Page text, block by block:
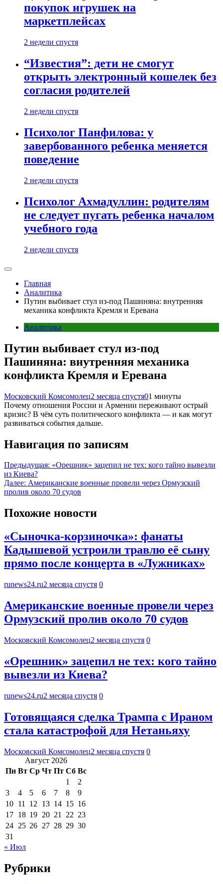
покупок игрушек на
маркетплейсах
2 недели спустя
“Известия”: дети не смогут
открыть электронный кошелек без
согласия родителей
2 недели спустя
Психолог Панфилова: у
завербованного ребенка меняется
поведение
2 недели спустя
Психолог Ахмадуллин: родителям
не следует пугать ребенка началом
учебного года
2 недели спустя
Главная
Аналитика
Путин выбивает стул из-под Пашиняна: внутренняя
механика конфликта Кремля и Еревана
Аналитика
Путин выбивает стул из-под
Пашиняна: внутренняя механика
конфликта Кремля и Еревана
Московский Комсомолец2 месяца спустя01 минуты
Почему отношения России и Армении переживают острый
кризис? В чём суть политического конфликта — и как могут
развиваться события дальше.
Навигация по записям
Предыдущая: «Орешник» зацепил не тех: кого тайно вывезли
из Киева?
Далее: Американские военные провели через Ормузский
пролив около 70 судов
Похожие новости
«Сыночка-корзиночка»: фанаты
Кадышевой устроили травлю её сыну
прямо после концерта в «Лужниках»
runews24.ru2 месяца спустя 0
Американские военные провели через
Ормузский пролив около 70 судов
Московский Комсомолец2 месяца спустя 0
«Орешник» зацепил не тех: кого тайно
вывезли из Киева?
runews24.ru2 месяца спустя 0
Готовящаяся сделка Трампа с Ираном
стала катастрофой для Нетаньяху
Московский Комсомолец2 месяца спустя 0
Август 2026
Пн Вт Ср Чт Пт Сб Вс
1
2
3
4 5 6 7 8
9
10 11 12 13 14 15 16
17 18 19 20 21 22 23
24 25 26 27 28 29 30
31
« Июл
Рубрики